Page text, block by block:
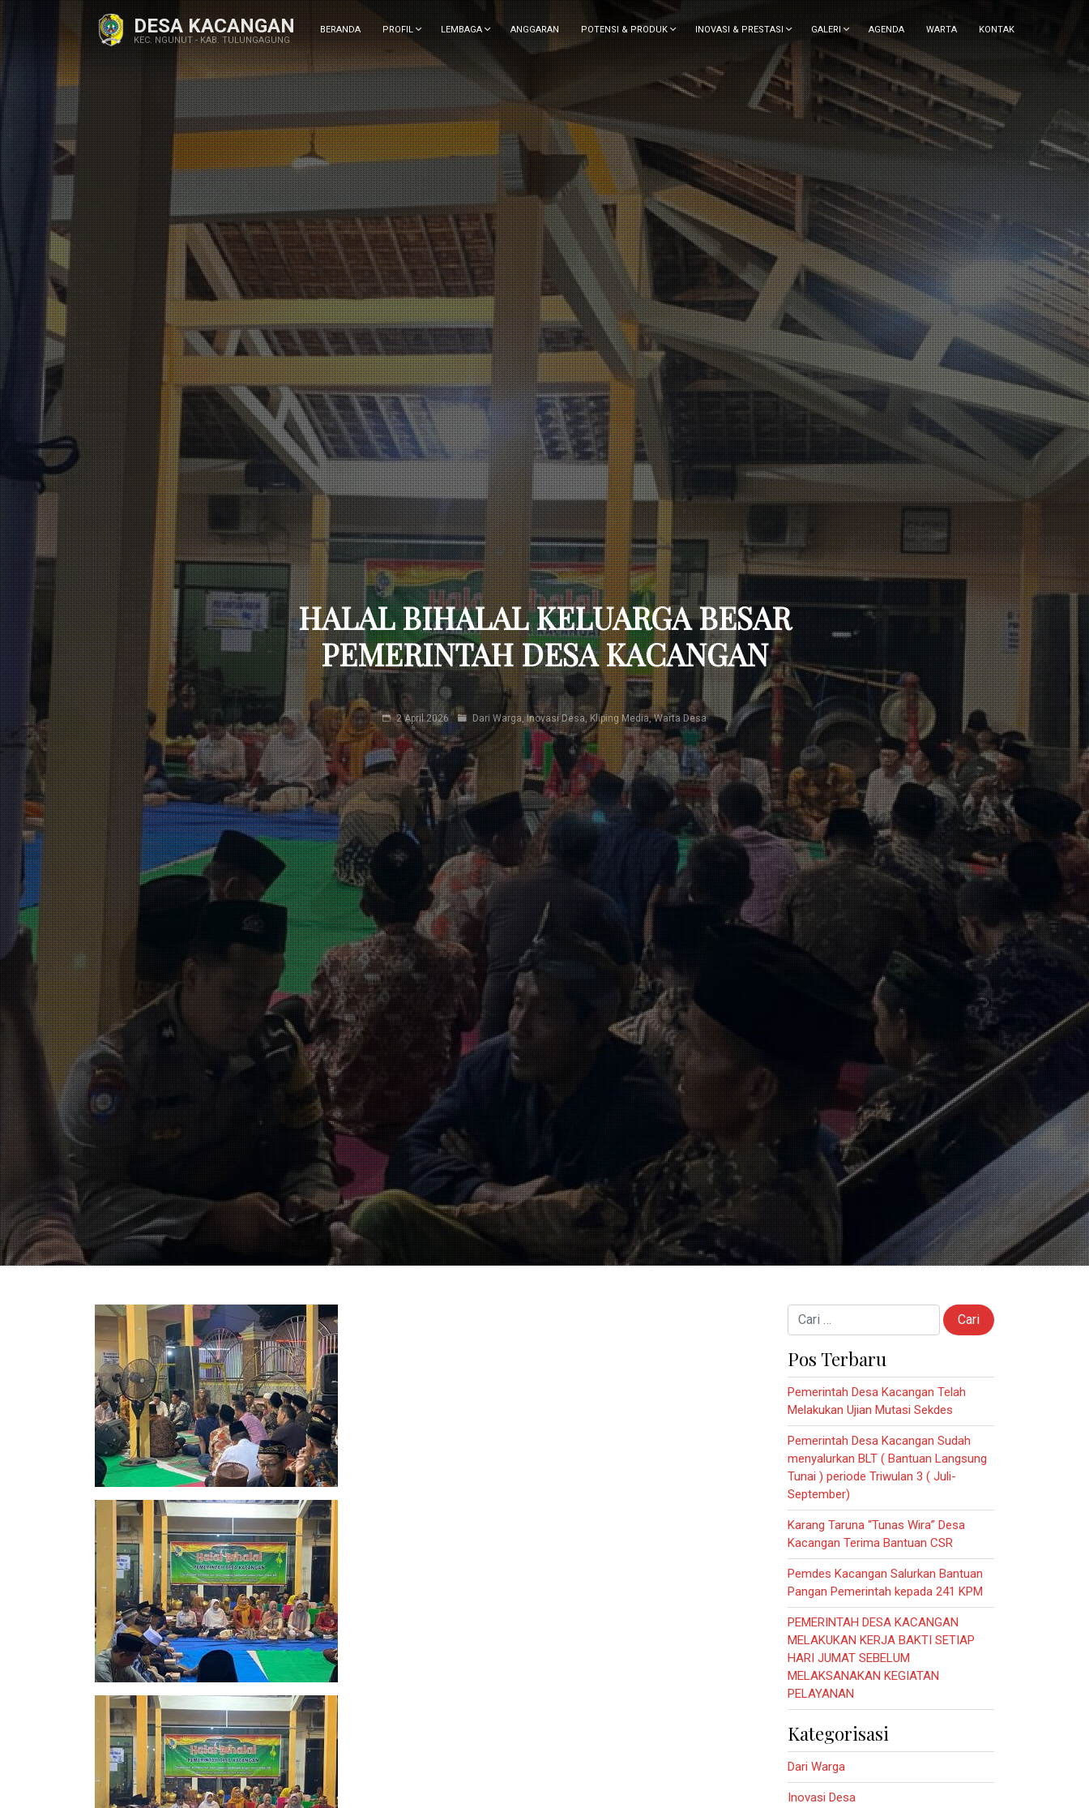
DESA KACANGAN
KEC. NGUNUT - KAB. TULUNGAGUNG
BERANDA PROFIL LEMBAGA ANGGARAN POTENSI & PRODUK INOVASI & PRESTASI GALERI AGENDA WARTA KONTAK
HALAL BIHALAL KELUARGA BESAR
PEMERINTAH DESA KACANGAN
2 April 2026 Dari Warga,Inovasi Desa,Kliping Media,Warta Desa
Cari untuk:
Pos Terbaru
Pemerintah Desa Kacangan Telah
Melakukan Ujian Mutasi Sekdes
Pemerintah Desa Kacangan Sudah
menyalurkan BLT ( Bantuan Langsung
Tunai ) periode Triwulan 3 ( Juli-
September)
Karang Taruna “Tunas Wira” Desa
Kacangan Terima Bantuan CSR
Pemdes Kacangan Salurkan Bantuan
Pangan Pemerintah kepada 241 KPM
PEMERINTAH DESA KACANGAN
MELAKUKAN KERJA BAKTI SETIAP
HARI JUMAT SEBELUM
MELAKSANAKAN KEGIATAN
PELAYANAN
Kategorisasi
Dari Warga
Inovasi Desa